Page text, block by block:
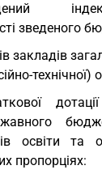
зведеного
закладів
технічної)
освіти та
пропорціях: